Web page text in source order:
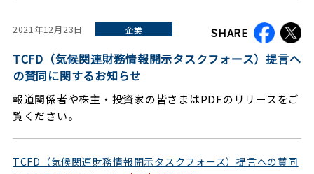
2021年12月23日 企業 SHARE
TCFD（気候関連財務情報開示タスクフォース）提言へ
の賛同に関するお知らせ
報道関係者や株主・投資家の皆さまはPDFのリリースをご
覧ください。
TCFD（気候関連財務情報開示タスクフォース）提言への賛同